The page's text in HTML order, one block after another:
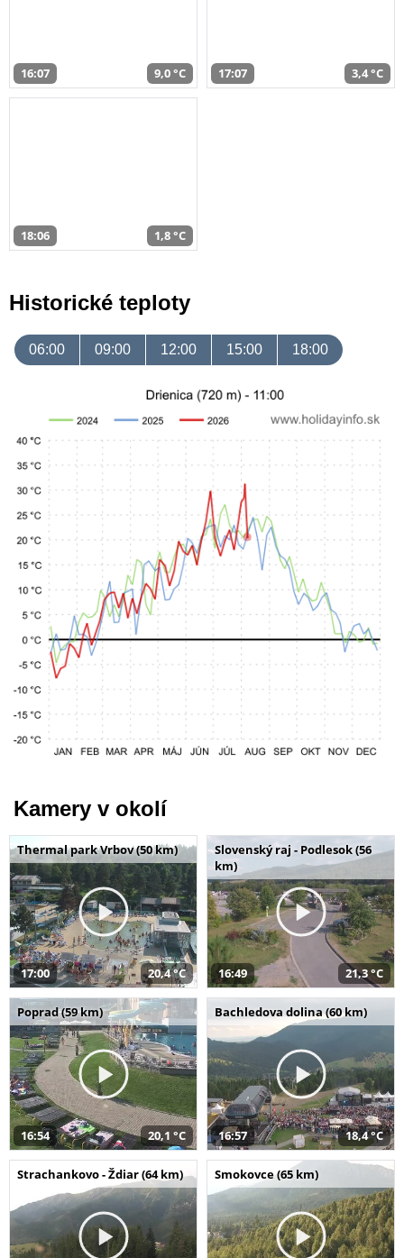
16:07 9,0 °C 17:07 3,4 °C
18:06 1,8 °C
Historické teploty
06:00 09:00 12:00 15:00 18:00
Kamery v okolí
Thermal park Vrbov (50 km)
17:00 20,4 °C
Slovenský raj - Podlesok (56
km)
16:49 21,3 °C
Poprad (59 km)
16:54 20,1 °C
Bachledova dolina (60 km)
16:57 18,4 °C
Strachankovo - Ždiar (64 km) Smokovce (65 km)